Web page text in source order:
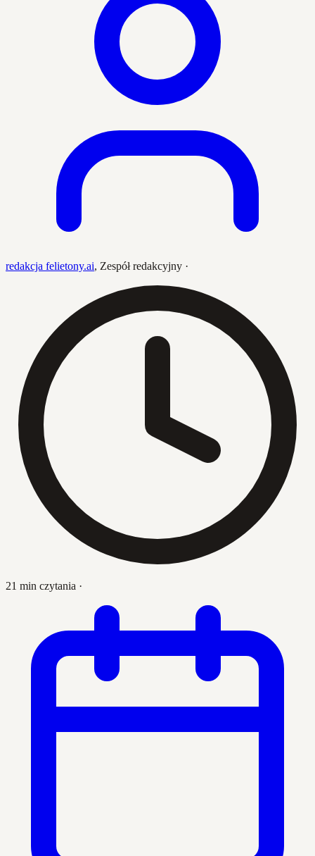
redakcja felietony.ai, Zespół redakcyjny ·
21 min czytania ·